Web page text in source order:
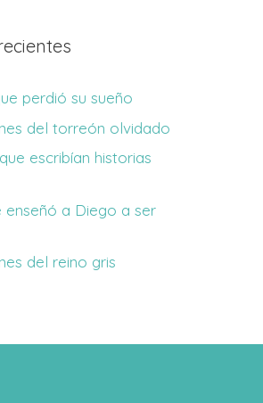
perdió su sueño
del torreón olvidado
escribían historias
enseñó a Diego a ser
del reino gris